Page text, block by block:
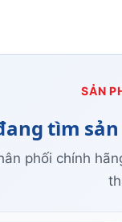
SẢN
tìm
phối chính